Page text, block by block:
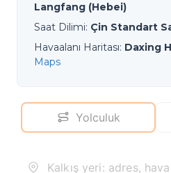
Langfang (Hebei)
Saat Dilimi: Çin Standart
Havaalanı Haritası: Daxing
Maps